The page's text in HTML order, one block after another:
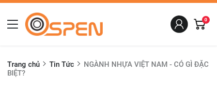
0
Trang chủ Tin Tức
NGÀNH NHỰA VIỆT NAM - CÓ GÌ ĐẶC
BIỆT?